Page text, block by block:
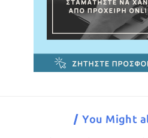
You Might